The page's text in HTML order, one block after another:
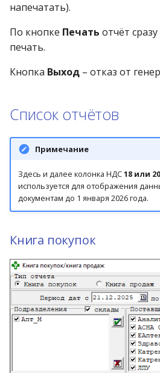
напечатать).
По кнопке Печать отчёт
печать.
Кнопка Выход – отказ от
Список отчётов
Примечание
Здесь и далее колонка НДС18 или
используется для отображения
документам до 1 января 2026 года.
Книга покупок